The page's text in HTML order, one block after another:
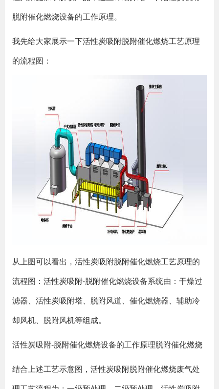
脱附催化燃烧设备的工作原理。
我先给大家展示一下活性炭吸附脱附催化燃烧工艺原理
的流程图：
从上图可以看出，活性炭吸附脱附催化燃烧工艺原理的
流程图：活性炭吸附-脱附催化燃烧设备系统由：干燥过
滤器、活性炭吸附塔、脱附风道、催化燃烧器、辅助冷
却风机、脱附风机等组成。
活性炭吸附-脱附催化燃烧设备的工作原理脱附催化燃烧
结合上述工艺示意图，活性炭吸附脱附催化燃烧废气处